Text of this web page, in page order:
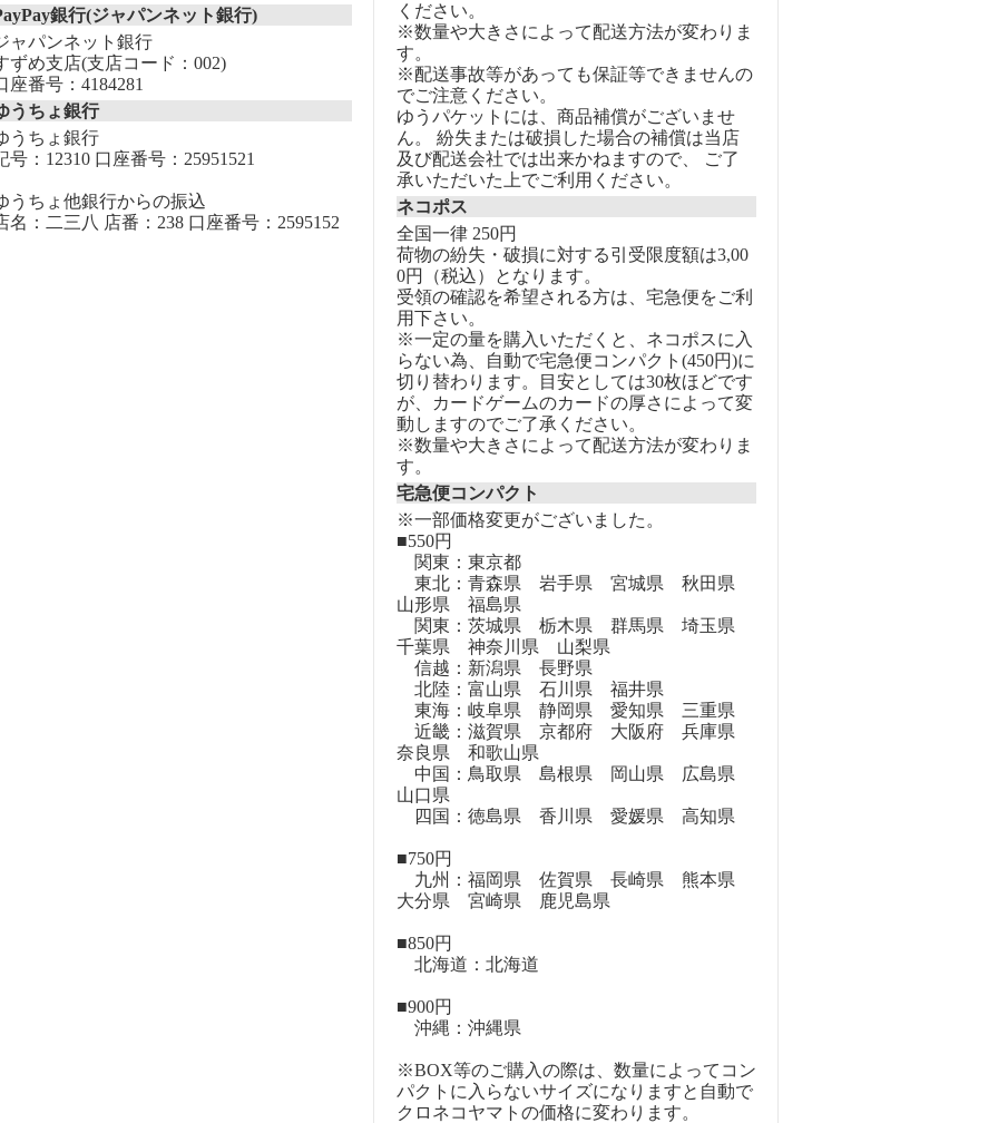
銀行(ジャパンネット銀行)
ャパンネット銀行
ずめ支店(支店コード：002)
座番号：4184281
うちょ銀行
うちょ銀行
号：12310 口座番号：25951521
うちょ他銀行からの振込
名：二三八 店番：238 口座番号：2595152
ください。
※数量や大きさによって配送方法が変わりま
す。
※配送事故等があっても保証等できませんの
でご注意ください。
ゆうパケットには、商品補償がございませ
ん。 紛失または破損した場合の補償は当店
及び配送会社では出来かねますので、 ご了
承いただいた上でご利用ください。
ネコポス
全国一律 250円
荷物の紛失・破損に対する引受限度額は3,00
0円（税込）となります。
受領の確認を希望される方は、宅急便をご利
用下さい。
※一定の量を購入いただくと、ネコポスに入
らない為、自動で宅急便コンパクト(450円)に
切り替わります。目安としては30枚ほどです
が、カードゲームのカードの厚さによって変
動しますのでご了承ください。
※数量や大きさによって配送方法が変わりま
す。
宅急便コンパクト
※一部価格変更がございました。
■550円
関東：東京都
東北：青森県 岩手県 宮城県 秋田県
山形県 福島県
関東：茨城県 栃木県 群馬県 埼玉県
千葉県 神奈川県 山梨県
信越：新潟県 長野県
北陸：富山県 石川県 福井県
東海：岐阜県 静岡県 愛知県 三重県
近畿：滋賀県 京都府 大阪府 兵庫県
奈良県 和歌山県
中国：鳥取県 島根県 岡山県 広島県
山口県
四国：徳島県 香川県 愛媛県 高知県
■750円
九州：福岡県 佐賀県 長崎県 熊本県
大分県 宮崎県 鹿児島県
■850円
北海道：北海道
■900円
沖縄：沖縄県
※BOX等のご購入の際は、数量によってコン
パクトに入らないサイズになりますと自動で
クロネコヤマトの価格に変わります。